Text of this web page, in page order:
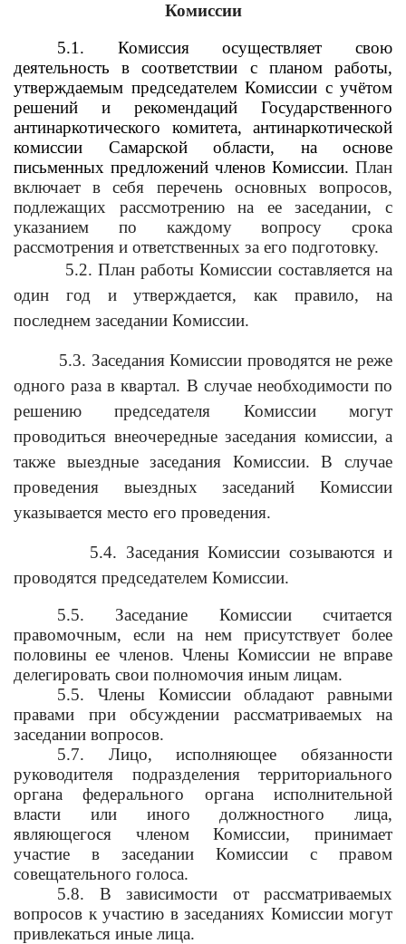
Комиссии
5.1. Комиссия осуществляет свою
деятельность в соответствии с планом работы,
утверждаемым председателем Комиссии с учётом
решений и рекомендаций Государственного
антинаркотического комитета, антинаркотической
комиссии Самарской области, на основе
письменных предложений членов Комиссии. План
включает в себя перечень основных вопросов,
подлежащих рассмотрению на ее заседании, с
указанием по каждому вопросу срока
рассмотрения и ответственных за его подготовку.
5.2. План работы Комиссии составляется на
один год и утверждается, как правило, на
последнем заседании Комиссии.
5.3. Заседания Комиссии проводятся не реже
одного раза в квартал. В случае необходимости по
решению председателя Комиссии могут
проводиться внеочередные заседания комиссии, а
также выездные заседания Комиссии. В случае
проведения выездных заседаний Комиссии
указывается место его проведения.
5.4. Заседания Комиссии созываются и
проводятся председателем Комиссии.
5.5. Заседание Комиссии считается
правомочным, если на нем присутствует более
половины ее членов. Члены Комиссии не вправе
делегировать свои полномочия иным лицам.
5.5. Члены Комиссии обладают равными
правами при обсуждении рассматриваемых на
заседании вопросов.
5.7. Лицо, исполняющее обязанности
руководителя подразделения территориального
органа федерального органа исполнительной
власти или иного должностного лица,
являющегося членом Комиссии, принимает
участие в заседании Комиссии с правом
совещательного голоса.
5.8.
В зависимости от рассматриваемых
вопросов к участию в заседаниях Комиссии могут
привлекаться иные лица.